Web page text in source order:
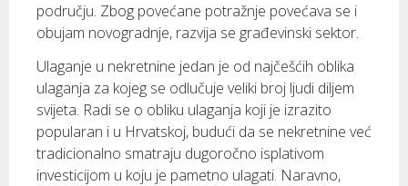
području. Zbog povećane potražnje povećava se i
obujam novogradnje, razvija se građevinski sektor.
Ulaganje u nekretnine jedan je od najčešćih oblika
ulaganja za kojeg se odlučuje veliki broj ljudi diljem
svijeta. Radi se o obliku ulaganja koji je izrazito
popularan i u Hrvatskoj, budući da se nekretnine već
tradicionalno smatraju dugoročno isplativom
investicijom u koju je pametno ulagati. Naravno,